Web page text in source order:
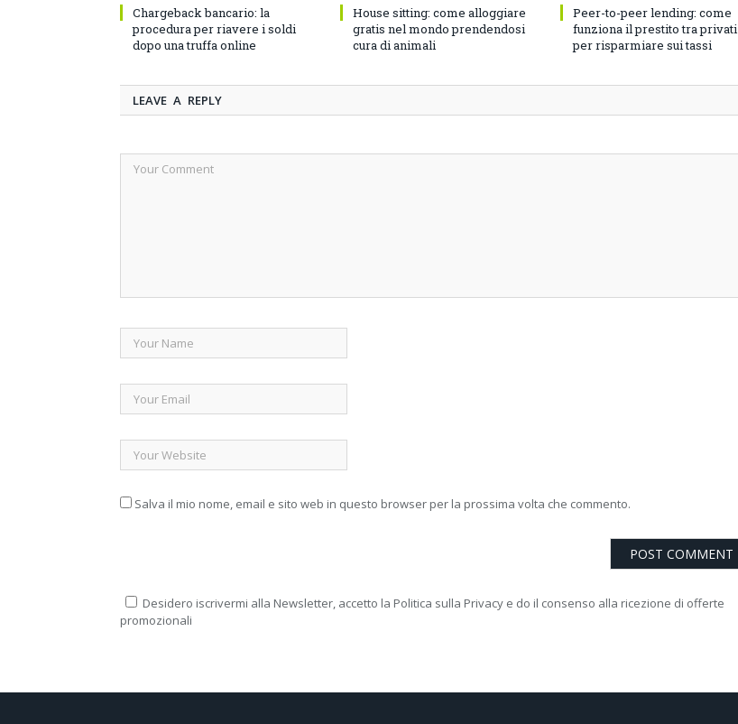
Chargeback bancario: la
procedura per riavere i soldi
dopo una truffa online
House sitting: come alloggiare
gratis nel mondo prendendosi
cura di animali
Peer-to-peer lending: come
funziona il prestito tra privati
per risparmiare sui tassi
LEAVE A REPLY
Salva il mio nome, email e sito web in questo browser per la prossima volta che commento.
Desidero iscrivermi alla Newsletter, accetto la Politica sulla Privacy e do il consenso alla ricezione di offerte
promozionali